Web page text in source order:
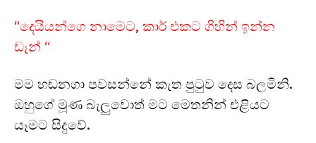
“දෙයියන්ගෙ නාමෙට, කාර් එකට ගිහින් ඉන්න
ඩෑන් “
මම හඬනගා පවසන්නේ කැත පුටුව දෙස බලමිනි.
ඔහුගේ මූණ බැලුවොත් මට මෙතනින් එළියට
යෑමට සිදුවේ.